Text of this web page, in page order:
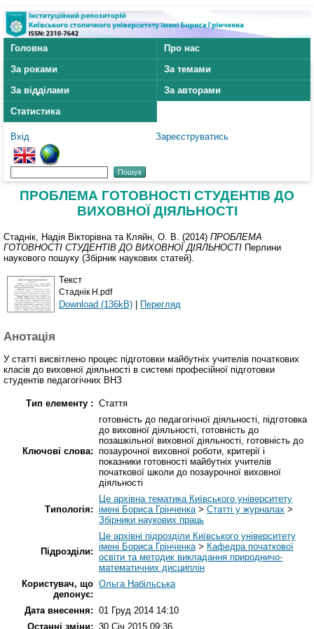
Головна
Про нас
За роками
За темами
За відділами
За авторами
Статистика
Вхід Зареєструватись
ПРОБЛЕМА ГОТОВНОСТІ СТУДЕНТІВ ДО
ВИХОВНОЇ ДІЯЛЬНОСТІ
Стаднік, Надія Вікторівна та Кляйн, О. В. (2014) ПРОБЛЕМА
ГОТОВНОСТІ СТУДЕНТІВ ДО ВИХОВНОЇ ДІЯЛЬНОСТІ Перлини
наукового пошуку (Збірник наукових статей).
Текст
Стаднік Н.pdf
Download (136kB) | Перегляд
Анотація
У статті висвітлено процес підготовки майбутніх учителів початкових
класів до виховної діяльності в системі професійної підготовки
студентів педагогічних ВНЗ
Тип елементу : Стаття
Ключові слова:
готовність до педагогічної діяльності, підготовка
до виховної діяльності, готовність до
позашкільної виховної діяльності, готовність до
позаурочної виховної роботи, критерії і
показники готовності майбутніх учителів
початкової школи до позаурочної виховної
діяльності
Типологія:
Це архівна тематика Київського університету
імені Бориса Грінченка> Статті у журналах >
Збірники наукових праць
Підрозділи:
Це архівні підрозділи Київського університету
імені Бориса Грінченка> Кафедра початкової
освіти та методик викладання природничо-
математичних дисциплін
Користувач, що
депонує:
Ольга Набільська
Дата внесення: 01 Груд 2014 14:10
Останні зміни: 30 Січ 2015 09:36